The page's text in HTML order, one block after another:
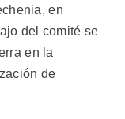
en
del comité se
en la
de